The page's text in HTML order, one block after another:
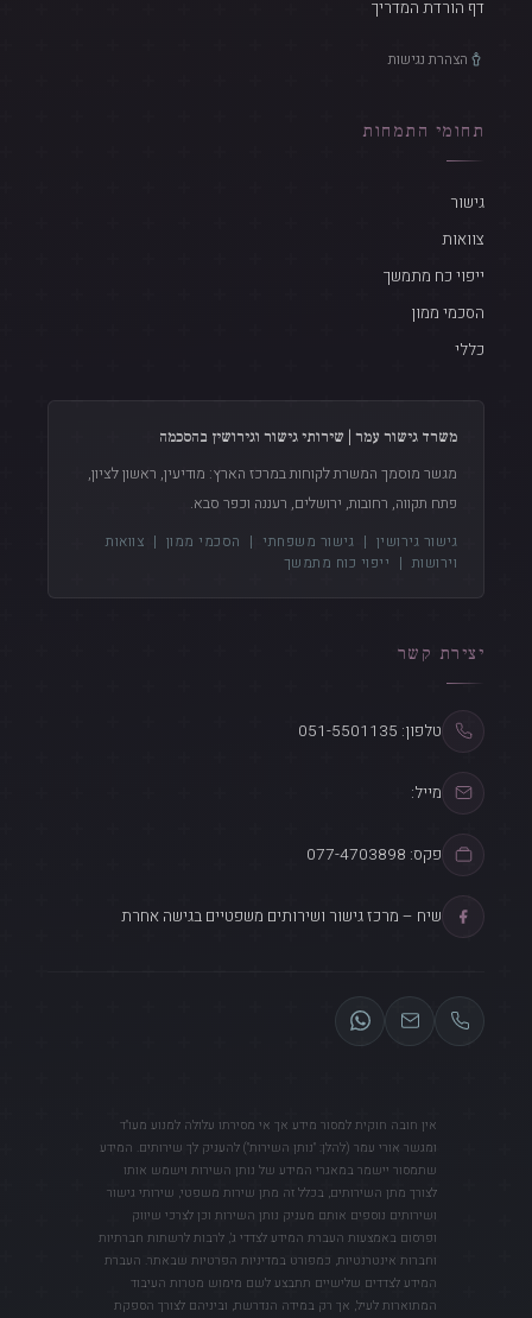
דף הורדת המדריך
הצהרת נגישות
תחומי התמחות
גישור
צוואות
ייפוי כח מתמשך
הסכמי ממון
כללי
משרד גישור עמר | שירותי גישור וגירושין בהסכמה
מגשר מוסמך המשרת לקוחות במרכז הארץ: מודיעין, ראשון לציון,
פתח תקווה, רחובות, ירושלים, רעננה וכפר סבא.
גישור גירושין | גישור משפחתי | הסכמי ממון | צוואות
וירושות | ייפוי כוח מתמשך
יצירת קשר
טלפון: 051-5501135
מייל:
פקס: 077-4703898
שיח – מרכז גישור ושירותים משפטיים בגישה אחרת
אין חובה חוקית למסור מידע אך אי מסירתו עלולה למנוע מעו"ד
ומגשר אורי עמר (להלן: "נותן השירות") להעניק לך שירותים. המידע
שתמסור יישמר במאגרי המידע של נותן השירות וישמש אותו
לצורך מתן השירותים, בכלל זה מתן שירות משפטי, שירותי גישור
ושירותים נוספים אותם מעניק נותן השירות וכן לצרכי שיווק
ופרסום באמצעות העברת המידע לצדדי ג', לרבות לרשתות חברתיות
וחברות אינטרנטיות, כמפורט במדיניות הפרטיות שבאתר. העברת
המידע לצדדים שלישיים תתבצע לשם מימוש מטרות העיבוד
המתוארות לעיל, אך רק במידה הנדרשת, וביניהם לצורך הספקת